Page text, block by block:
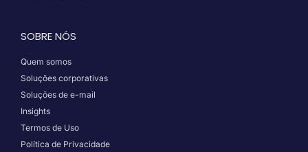
SOBRE NÓS
Quem somos
Soluções corporativas
Soluções de e-mail
Insights
Termos de Uso
Política de Privacidade